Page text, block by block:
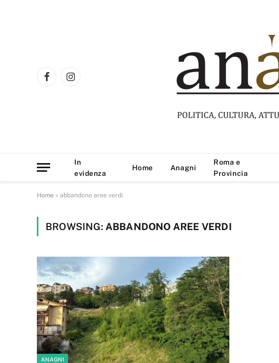
FacebookInstagram
In
evidenza
Home Anagni
Roma e
Provincia
Home » abbandono aree verdi
BROWSING: ABBANDONO AREE VERDI
ANAGNI